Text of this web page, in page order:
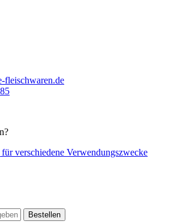
fleischwaren.de
verschiedene Verwendungszwecke